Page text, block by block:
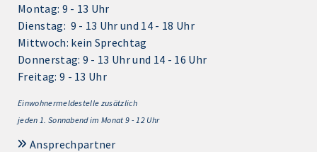
Montag: 9 - 13 Uhr
Dienstag: 9 - 13 Uhr und 14 - 18 Uhr
Mittwoch: kein Sprechtag
Donnerstag: 9 - 13 Uhr und 14 - 16 Uhr
Freitag: 9 - 13 Uhr
Einwohnermeldestelle zusätzlich
jeden 1. Sonnabend im Monat 9 - 12 Uhr
Ansprechpartner